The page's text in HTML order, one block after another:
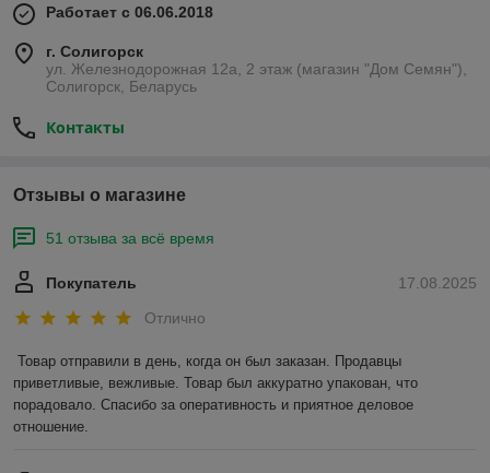
Работает с 06.06.2018
г. Солигорск
ул. Железнодорожная 12а, 2 этаж (магазин "Дом Семян"),
Солигорск, Беларусь
Контакты
Отзывы о магазине
51 отзыва за всё время
17.08.2025
Покупатель
Отлично
Товар отправили в день, когда он был заказан. Продавцы
приветливые, вежливые. Товар был аккуратно упакован, что
порадовало. Спасибо за оперативность и приятное деловое
отношение.